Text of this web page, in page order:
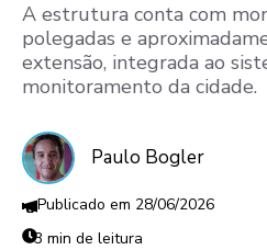
A estrutura conta com
polegadas e
extensão, integrada ao
monitoramento da cidade.
Paulo Bogler
28/06/2026
3 min de leitura